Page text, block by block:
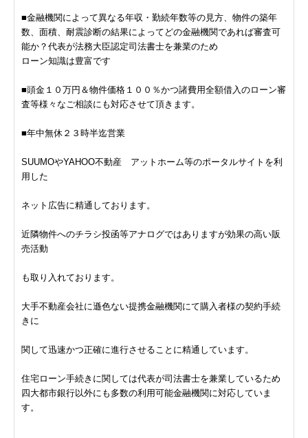
■金融機関によって異なる年収・勤続年数等の見方、物件の築年
数、面積、耐震診断の結果によってどの金融機関であれば審査可
能か？代表が法務大臣認定司法書士を兼業のため
ローン知識は豊富です
■頭金１０万円＆物件価格１００％かつ諸費用全額借入のローン審
査等様々なご相談にも対応させて頂きます。
■年中無休２３時半迄営業
SUUMOやYAHOO不動産 アットホーム等のポータルサイトを利
用した
ネット広告に精通しております。
近隣物件へのチラシ投函等アナログではありますが効果の高い販
売活動
も取り入れております。
大手不動産会社に遜色ない提携金融機関にて購入者様の契約手続
きに
関して迅速かつ正確に進行させることに精通しています。
住宅ローン手続きに関しては代表が司法書士を兼業しているため
四大都市銀行以外にも多数の利用可能金融機関に対応していま
す。